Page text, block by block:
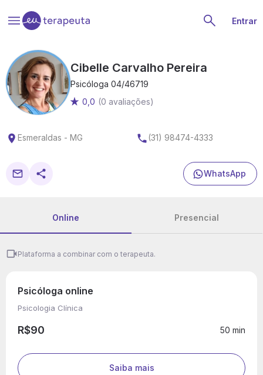
Entrar
Cibelle Carvalho Pereira
Psicóloga 04/46719
0,0 (0 avaliações)
Esmeraldas - MG (31) 98474-4333
WhatsApp
Online Presencial
Plataforma a combinar com o terapeuta.
Psicóloga online
Psicologia Clínica
R$90 50 min
Saiba mais